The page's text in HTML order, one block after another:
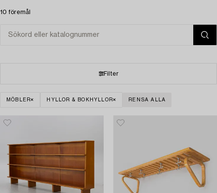
10 föremål
Filter
MÖBLER HYLLOR & BOKHYLLOR RENSA ALLA